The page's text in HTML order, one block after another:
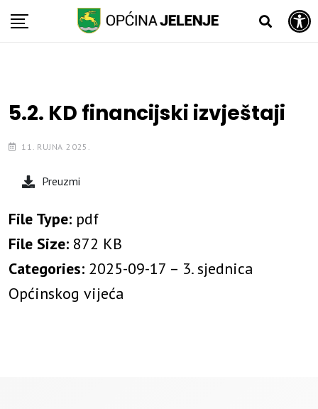
Open toolbar
Skip
5.2. KD financijski izvještaji
11. RUJNA 2025.
Preuzmi
File Type: pdf
File Size: 872 KB
Categories: 2025-09-17 – 3. sjednica
Općinskog vijeća